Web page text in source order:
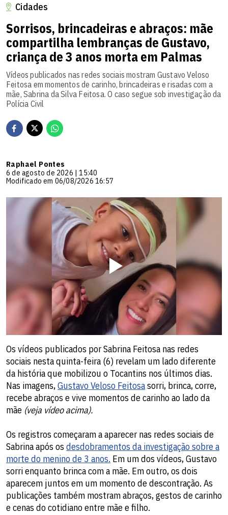
Cidades
Sorrisos, brincadeiras e abraços: mãe
compartilha lembranças de Gustavo,
criança de 3 anos morta em Palmas
Vídeos publicados nas redes sociais mostram Gustavo Veloso
Feitosa em momentos de carinho, brincadeiras e risadas com a
mãe, Sabrina da Silva Feitosa. O caso segue sob investigação da
Polícia Civil
Raphael Pontes
6 de agosto de 2026 | 15:40
Modificado em 06/08/2026 16:57
Os vídeos publicados por Sabrina Feitosa nas redes
sociais nesta quinta-feira (6) revelam um lado diferente
da história que mobilizou o Tocantins nos últimos dias.
Nas imagens,Gustavo Veloso Feitosasorri, brinca, corre,
recebe abraços e vive momentos de carinho ao lado da
mãe (veja vídeo acima).
Os registros começaram a aparecer nas redes sociais de
Sabrina após os desdobramentos da investigação sobre a
morte do menino de 3 anos. Em um dos vídeos, Gustavo
sorri enquanto brinca com a mãe. Em outro, os dois
aparecem juntos em um momento de descontração. As
publicações também mostram abraços, gestos de carinho
e cenas do cotidiano entre mãe e filho.